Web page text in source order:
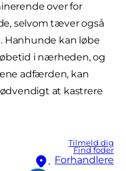
Tilmeld dig
Find foder
Forhandlere
over for
selvom tæver også
Hanhunde kan løbe
i nærheden, og
adfærden, kan
at kastrere